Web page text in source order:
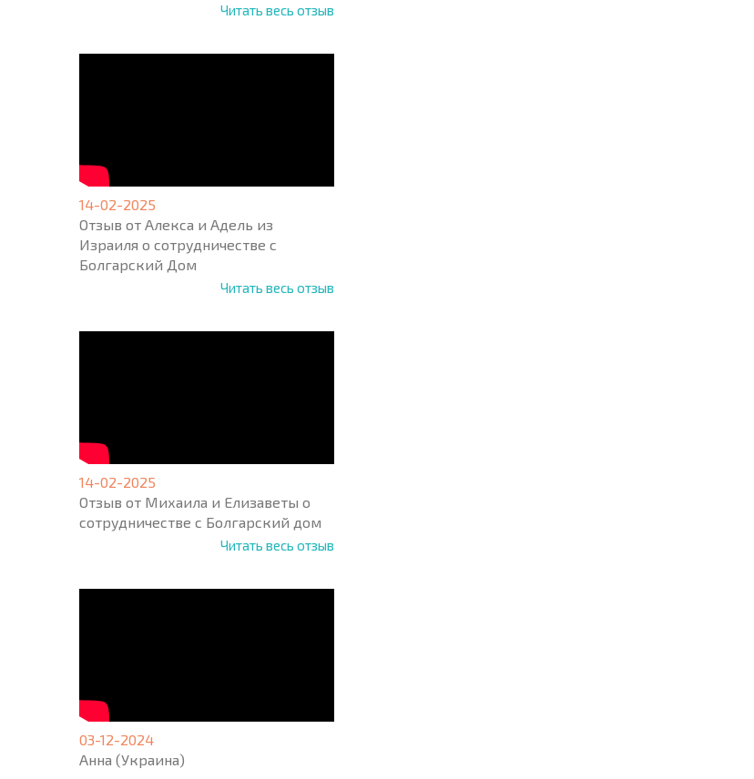
Читать весь отзыв
14-02-2025
Отзыв от Алекса и Адель из
Израиля о сотрудничестве с
Болгарский Дом
Читать весь отзыв
14-02-2025
Отзыв от Михаила и Елизаветы о
сотрудничестве с Болгарский дом
Читать весь отзыв
03-12-2024
Анна (Украина)